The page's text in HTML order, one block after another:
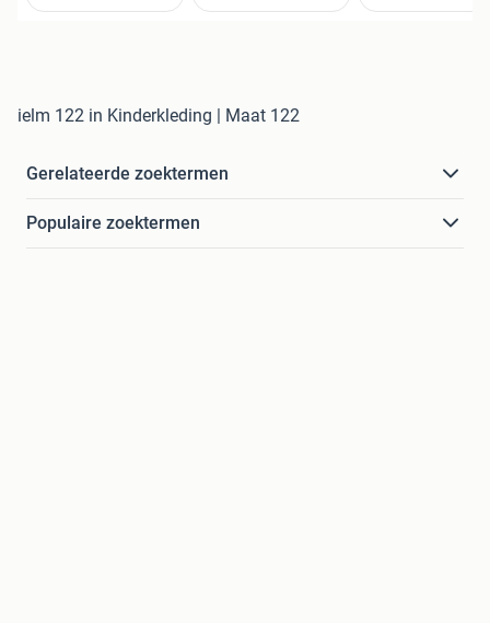
ielm 122 in Kinderkleding | Maat 122
Gerelateerde zoektermen
Populaire zoektermen